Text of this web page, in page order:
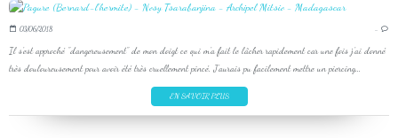
03/06/2018 …
Il s'est approché "dangereusement" de mon doigt ce qui m'a fait le lâcher rapidement car une fois j'ai donné
très douloureusement pour avoir été très cruellement pincé. J'aurais pu facilement mettre un piercing...
EN SAVOIR PLUS